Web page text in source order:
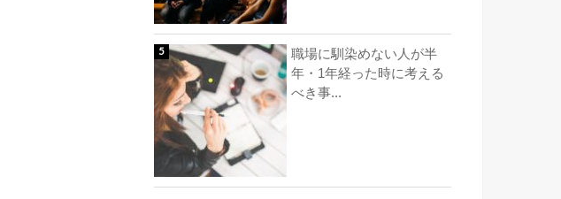
職場に馴染めない人が半
年・1年経った時に考える
べき事...